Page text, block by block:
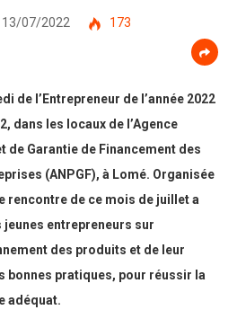
13/07/2022
173
de l’Entrepreneur de l’année 2022
dans les locaux de l’Agence
de Garantie de Financement des
(ANPGF), à Lomé. Organisée
rencontre de ce mois de juillet a
entrepreneurs sur
des produits et de leur
bonnes pratiques, pour réussir la
adéquat.